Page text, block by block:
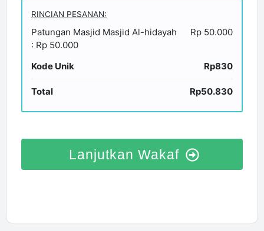
RINCIAN PESANAN:
Patungan Masjid Masjid Al-hidayah
: Rp 50.000
Rp 50.000
Kode Unik Rp830
Total Rp50.830
Lanjutkan Wakaf